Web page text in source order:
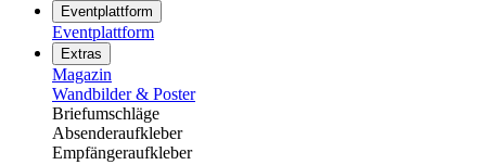
Eventplattform
Eventplattform
Extras
Magazin
Wandbilder & Poster
Briefumschläge
Absenderaufkleber
Empfängeraufkleber